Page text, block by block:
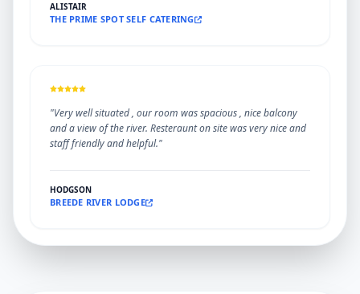
ALISTAIR
THE PRIME SPOT SELF CATERING
"Very well situated , our room was spacious , nice balcony
and a view of the river. Resteraunt on site was very nice and
staff friendly and helpful."
HODGSON
BREEDE RIVER LODGE